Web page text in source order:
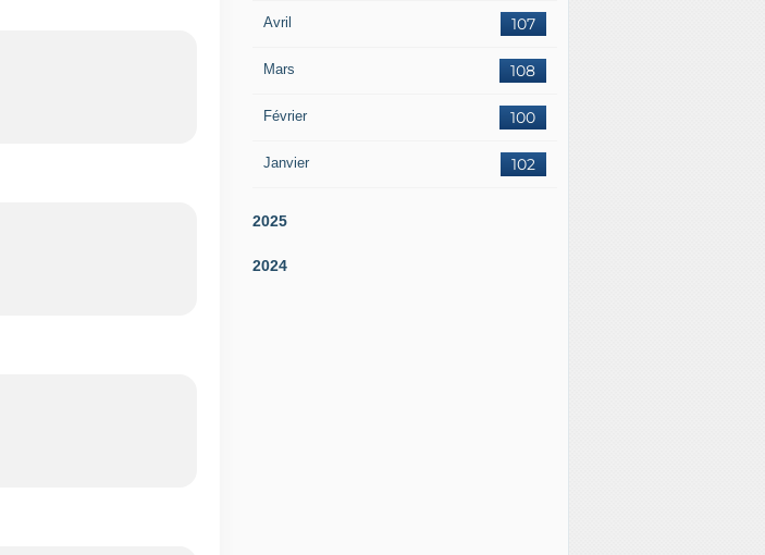
Avril 107
Mars 108
Février 100
Janvier 102
2025
2024